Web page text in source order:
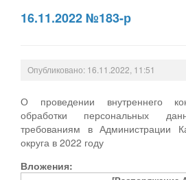
16.11.2022 №183-р
Опубликовано: 16.11.2022, 11:51
О проведении внутреннего
обработки персональных
требованиям в Администрации
округа в 2022 году
Вложения: